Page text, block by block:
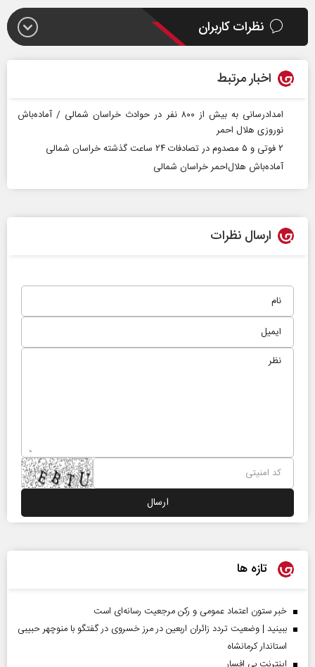
نظرات کاربران
اخبار مرتبط
امدادرسانی به بیش از ۸۰۰ نفر در حوادث خراسان شمالی / آماده‌باش
نوروزی هلال احمر
۲ فوتی و ۵ مصدوم در تصادفات ۲۴ ساعت گذشته خراسان شمالی
آماده‌باش هلال‌احمر خراسان شمالی
ارسال نظرات
تازه ها
خبر ستون اعتماد عمومی و رکن مرجعیت رسانه‌ای است
ببینید | وضعیت تردد زائران اربعین در مرز خسروی در گفتگو با منوچهر حبیبی
استاندار کرمانشاه